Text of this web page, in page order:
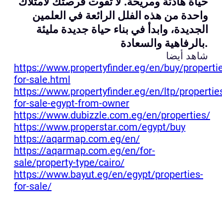
واحدة من هذه الفلل الرائعة في العلمين
الجديدة، وابدأ في بناء حياة جديدة مليئة
بالرفاهية والسعادة.
شاهد أيضا
https://www.propertyfinder.eg/en/buy/
for-sale.html
https://www.propertyfinder.eg/en/ltp/
for-sale-egypt-from-owner
https://www.dubizzle.com.eg/en/properties/
https://www.properstar.com/egypt/buy
https://aqarmap.com.eg/en/
https://aqarmap.com.eg/en/for-
sale/property-type/cairo/
https://www.bayut.eg/en/egypt/properties-
for-sale/